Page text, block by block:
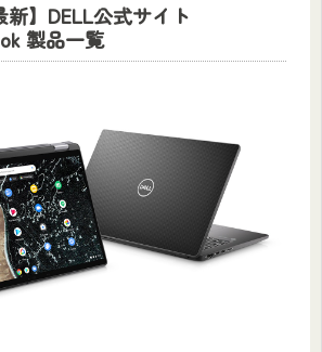
新】DELL公式サイト
製品一覧